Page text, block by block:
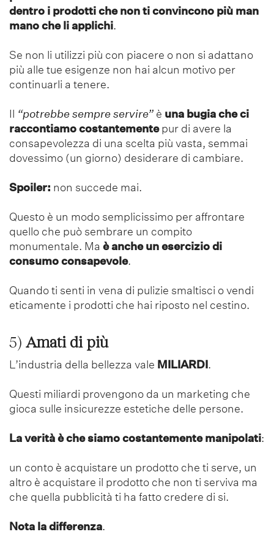
dentro i prodotti che non ti convincono più man
mano che li applichi.
Se non li utilizzi più con piacere o non si adattano
più alle tue esigenze non hai alcun motivo per
continuarli a tenere.
Il “potrebbe sempre servire” è una bugia che ci
raccontiamo costantementepur di avere la
consapevolezza di una scelta più vasta, semmai
dovessimo (un giorno) desiderare di cambiare.
Spoiler: non succede mai.
Questo è un modo semplicissimo per affrontare
quello che può sembrare un compito
monumentale. Ma è anche un esercizio di
consumo consapevole.
Quando ti senti in vena di pulizie smaltisci o vendi
eticamente i prodotti che hai riposto nel cestino.
5) Amati di più
L’industria della bellezza vale MILIARDI.
Questi miliardi provengono da un marketing che
gioca sulle insicurezze estetiche delle persone.
La verità è che siamo costantemente manipolati:
un conto è acquistare un prodotto che ti serve, un
altro è acquistare il prodotto che non ti serviva ma
che quella pubblicità ti ha fatto credere di si.
Nota la differenza.